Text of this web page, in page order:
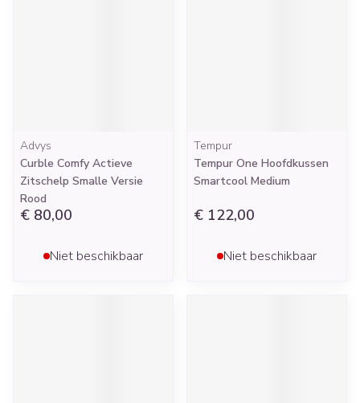
Advys
Curble Comfy Actieve
Zitschelp Smalle Versie
Rood
€ 80,00
Niet beschikbaar
Tempur
Tempur One Hoofdkussen
Smartcool Medium
€ 122,00
Niet beschikbaar